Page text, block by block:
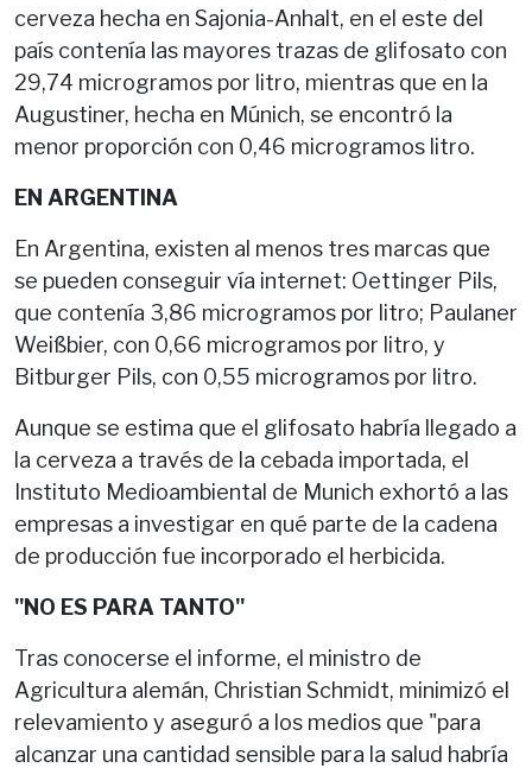
cerveza hecha en Sajonia-Anhalt, en el este del
país contenía las mayores trazas de glifosato con
29,74 microgramos por litro, mientras que en la
Augustiner, hecha en Múnich, se encontró la
menor proporción con 0,46 microgramos litro.
EN ARGENTINA
En Argentina, existen al menos tres marcas que
se pueden conseguir vía internet: Oettinger Pils,
que contenía 3,86 microgramos por litro; Paulaner
Weißbier, con 0,66 microgramos por litro, y
Bitburger Pils, con 0,55 microgramos por litro.
Aunque se estima que el glifosato habría llegado a
la cerveza a través de la cebada importada, el
Instituto Medioambiental de Munich exhortó a las
empresas a investigar en qué parte de la cadena
de producción fue incorporado el herbicida.
"NO ES PARA TANTO"
Tras conocerse el informe, el ministro de
Agricultura alemán, Christian Schmidt, minimizó el
relevamiento y aseguró a los medios que "para
alcanzar una cantidad sensible para la salud habría